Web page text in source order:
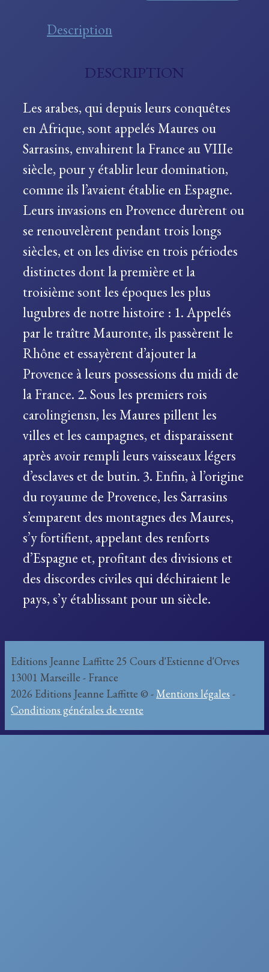
Description
DESCRIPTION
Les arabes, qui depuis leurs conquêtes
en Afrique, sont appelés Maures ou
Sarrasins, envahirent la France au VIIIe
siècle, pour y établir leur domination,
comme ils l’avaient établie en Espagne.
Leurs invasions en Provence durèrent ou
se renouvelèrent pendant trois longs
siècles, et on les divise en trois périodes
distinctes dont la première et la
troisième sont les époques les plus
lugubres de notre histoire : 1. Appelés
par le traître Mauronte, ils passèrent le
Rhône et essayèrent d’ajouter la
Provence à leurs possessions du midi de
la France. 2. Sous les premiers rois
carolingiensn, les Maures pillent les
villes et les campagnes, et disparaissent
après avoir rempli leurs vaisseaux légers
d’esclaves et de butin. 3. Enfin, à l’origine
du royaume de Provence, les Sarrasins
s’emparent des montagnes des Maures,
s’y fortifient, appelant des renforts
d’Espagne et, profitant des divisions et
des discordes civiles qui déchiraient le
pays, s’y établissant pour un siècle.
Editions Jeanne Laffitte 25 Cours d'Estienne d'Orves
13001 Marseille - France
2026 Editions Jeanne Laffitte © -Mentions légales -
Conditions générales de vente